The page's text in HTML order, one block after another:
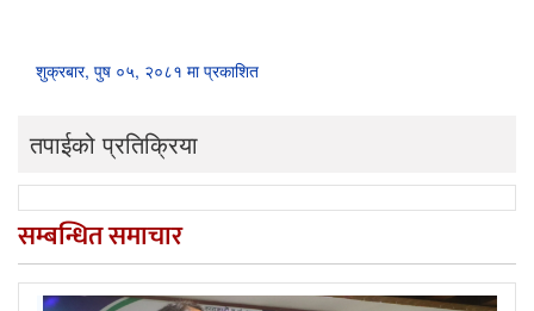
शुक्रबार, पुष ०५, २०८१ मा प्रकाशित
तपाईको प्रतिक्रिया
सम्बन्धित समाचार